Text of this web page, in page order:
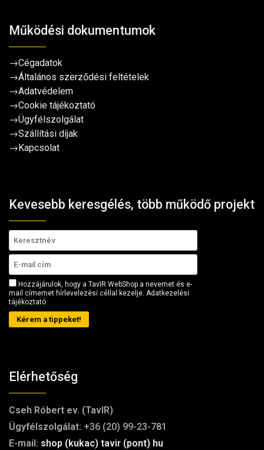
Működési dokumentumok
→Cégadatok
→Általános szerződési feltételek
→Adatvédelem
→Cookie tájékoztató
→Ügyfélszolgálat
→Szállítási díjak
→ Kapcsolat
Kevesebb keresgélés, több működő projekt
Hozzájárulok, hogy a TavIR WebShop a nevemet és e-
mail címemet hírlevelezési céllal kezelje. Adatkezelési
tájékoztató
Kérem a tippeket!
Elérhetőség
Cseh Róbert ev. (TavIR)
Ügyfélszolgálat: +36 (20) 99-23-781
E-mail: shop (kukac) tavir (pont) hu